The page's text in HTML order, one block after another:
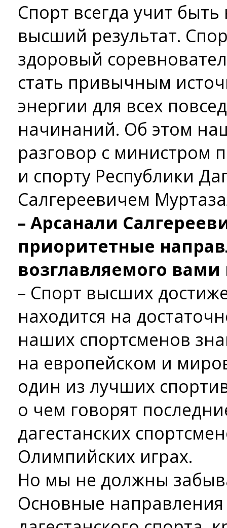
Спорт всегда учит
высший результат.
здоровый
стать привычным
энергии для всех
начинаний. Об этом
разговор с министром
и спорту Республики
Салгереевичем
– Арсанали
приоритетные
возглавляемого вами
– Спорт высших
находится на
наших спортсменов
на европейском и
один из лучших
о чем говорят
дагестанских
Олимпийских играх.
Но мы не должны
Основные направления